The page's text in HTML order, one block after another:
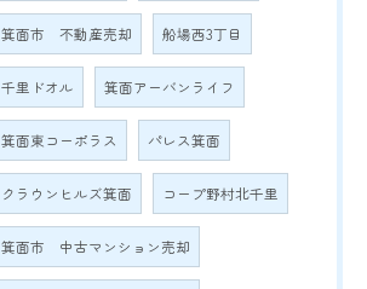
箕面市 不動産売却 船場西3丁目
千里ドオル 箕面アーバンライフ
箕面東コーポラス パレス箕面
クラウンヒルズ箕面 コープ野村北千里
箕面市 中古マンション売却